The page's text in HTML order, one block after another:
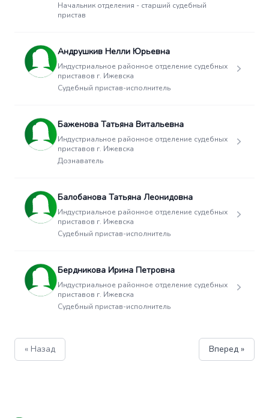
Начальник отделения - старший судебный
пристав
Андрушкив Нелли Юрьевна
Индустриальное районное отделение судебных
приставов г. Ижевска
Судебный пристав-исполнитель
Баженова Татьяна Витальевна
Индустриальное районное отделение судебных
приставов г. Ижевска
Дознаватель
Балобанова Татьяна Леонидовна
Индустриальное районное отделение судебных
приставов г. Ижевска
Судебный пристав-исполнитель
Бердникова Ирина Петровна
Индустриальное районное отделение судебных
приставов г. Ижевска
Судебный пристав-исполнитель
« Назад Вперед »